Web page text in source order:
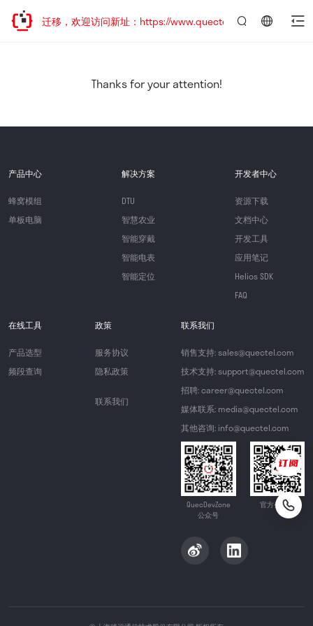
地址已迁移，欢迎访问新址：https://www.quectel.com.cn
Thanks for your attention!
产品中心
蜂窝模组
单板电脑
解决方案
DTU
智慧农业
智能穿戴
智能电表
智能定位
开发者中心
资源下载
文档中心
开发工具
应用笔记
Helios SDK
FAQ
在线工具
产品选型
频段查询
政策
服务协议
隐私政策
联系我们
联系我们
销售支持: sales@quectel.com
技术支持: support@quectel.com
招聘: career@quectel.com
媒体联系: media@quectel.com
其他咨询: info@quectel.com
QuecDevZone
公众号
官方公众号